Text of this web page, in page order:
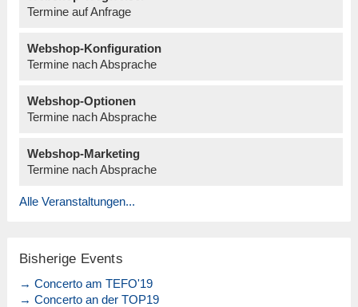
Termine auf Anfrage
Webshop-Konfiguration
Termine nach Absprache
Webshop-Optionen
Termine nach Absprache
Webshop-Marketing
Termine nach Absprache
Alle Veranstaltungen...
Bisherige Events
→ Concerto am TEFO'19
→ Concerto an der TOP19